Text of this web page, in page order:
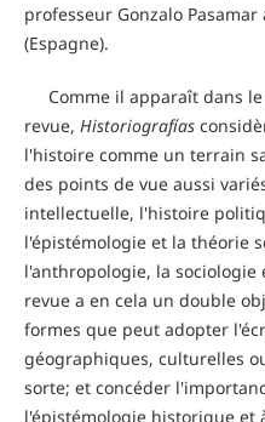
professeur Gonzalo
(Espagne).
Comme il apparaît dans
revue, Historiografías
l'histoire comme un terrain
des points de vue aussi
intellectuelle, l'histoire
l'épistémologie et la théorie
l'anthropologie, la sociologie
revue a en cela un double
formes que peut adopter
géographiques, culturelles
sorte; et concéder
l'épistémologie historique et